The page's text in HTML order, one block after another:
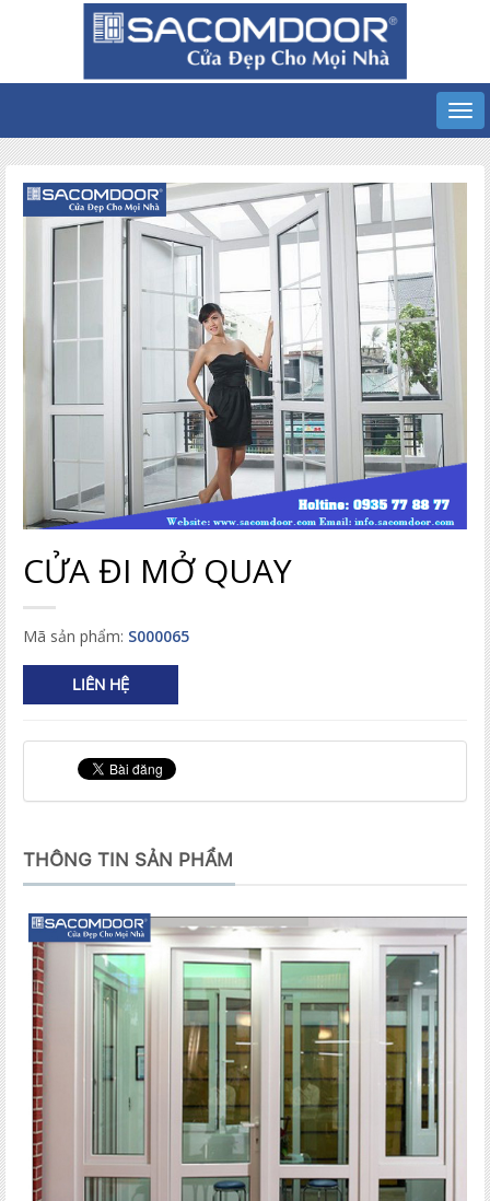
CỬA ĐI MỞ QUAY
Mã sản phẩm: S000065
LIÊN HỆ
THÔNG TIN SẢN PHẨM